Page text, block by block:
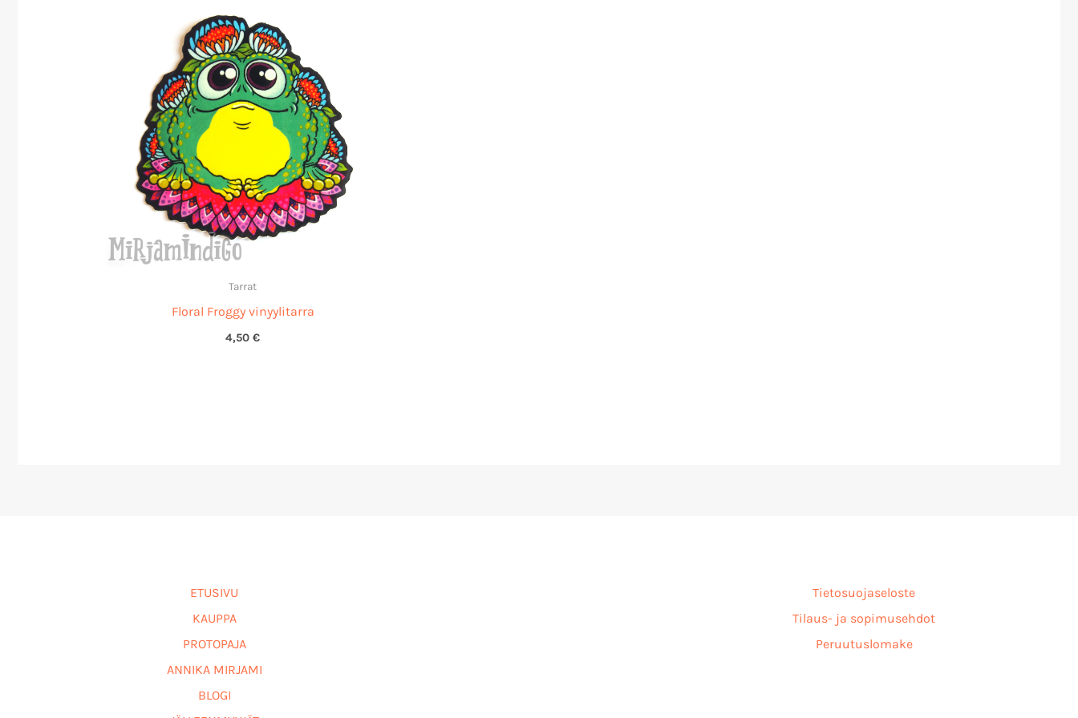
Tarrat
Floral Froggy vinyylitarra
4,50€
ETUSIVU
KAUPPA
PROTOPAJA
ANNIKA MIRJAMI
BLOGI
Tietosuojaseloste
Tilaus- ja sopimusehdot
Peruutuslomake